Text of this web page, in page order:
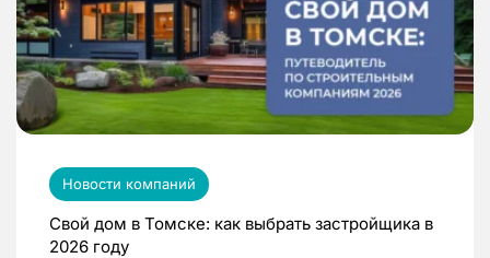
Новости компаний
Свой дом в Томске: как выбрать застройщика в
2026 году